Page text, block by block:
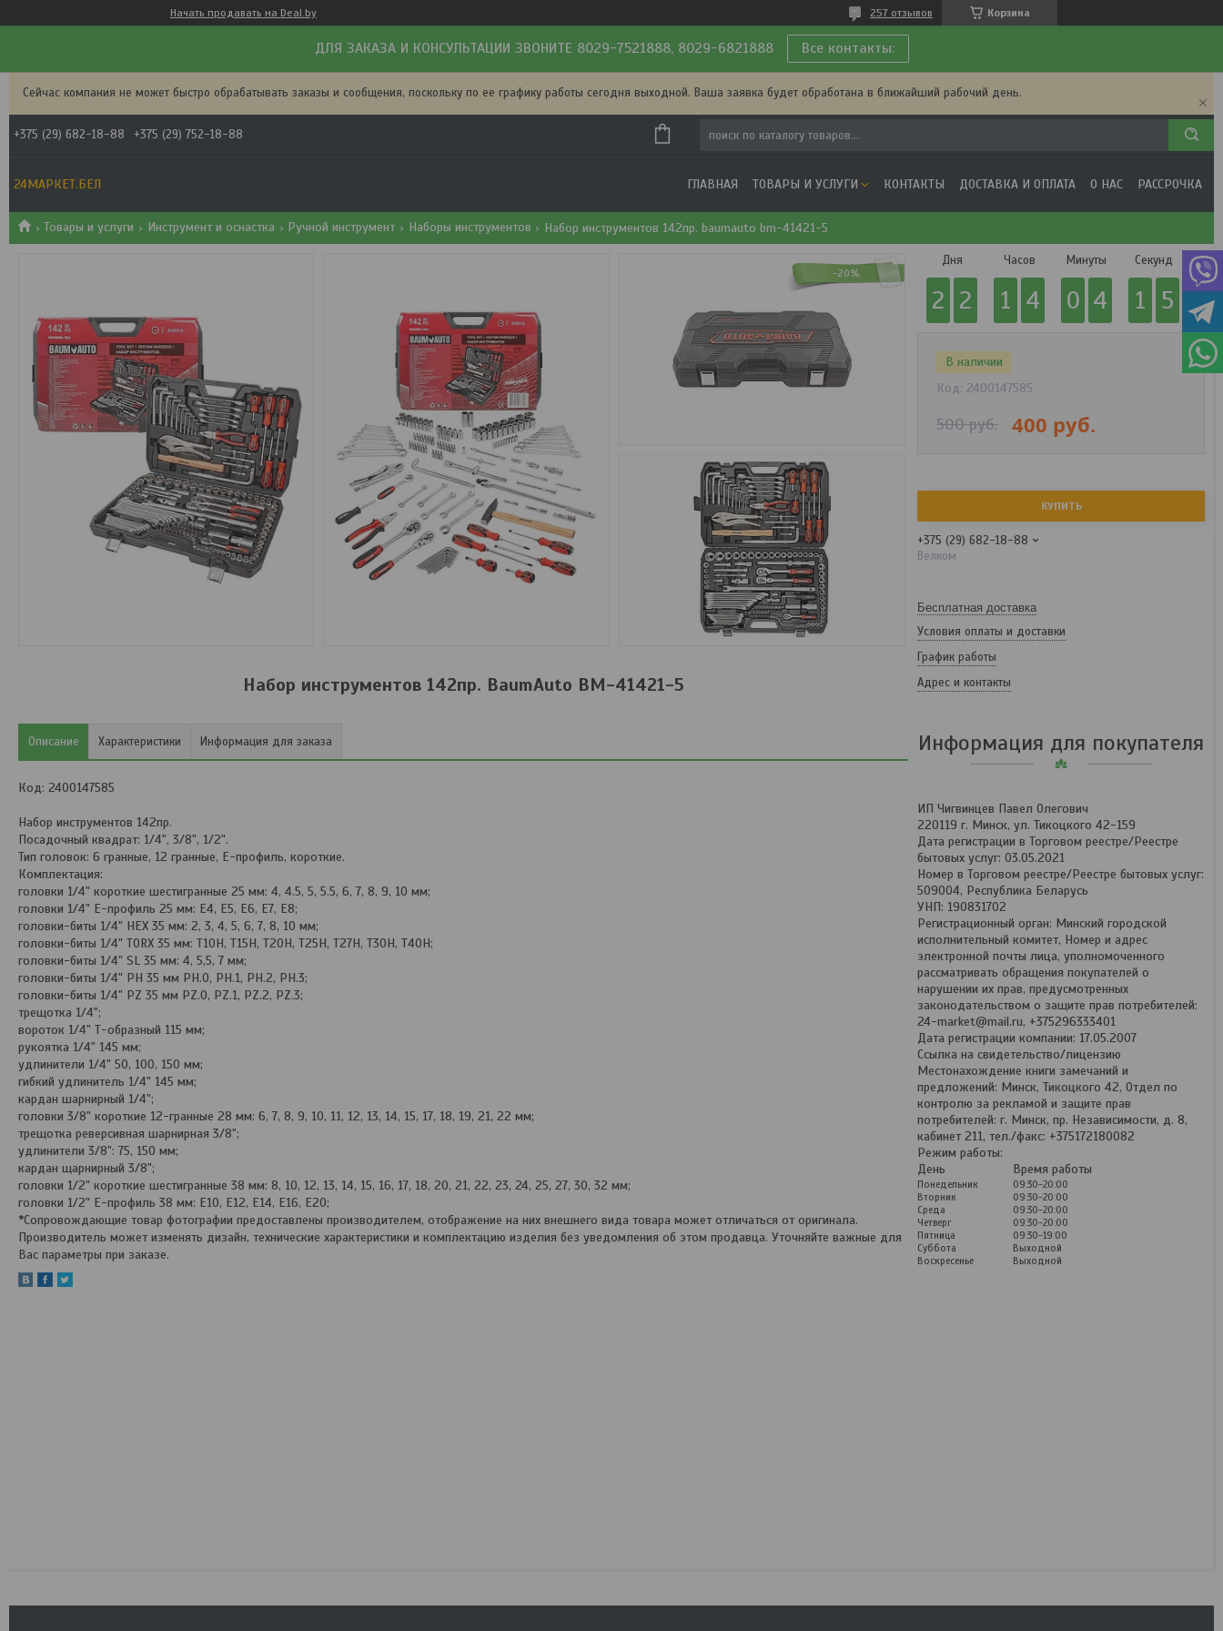
Начать продавать на Deal.by Корзина
257 отзывов
ДЛЯ ЗАКАЗА И КОНСУЛЬТАЦИИ ЗВОНИТЕ 8029-7521888, 8029-6821888 Все контакты:
Сейчас компания не может быстро обрабатывать заказы и сообщения, поскольку по ее графику работы сегодня выходной. Ваша заявка будет обработана в ближайший рабочий день.
+375 (29) 682-18-88 +375 (29) 752-18-88
24МАРКЕТ.БЕЛ ГЛАВНАЯ ТОВАРЫ И УСЛУГИ КОНТАКТЫ ДОСТАВКА И ОПЛАТА О НАС РАССРОЧКА
Товары и услуги Инструмент и оснастка Ручной инструмент Наборы инструментов Набор инструментов 142пр. baumauto bm-41421-5
-20%
Набор инструментов 142пр. BaumAuto BM-41421-5
Описание Характеристики Информация для заказа
Код: 2400147585
Набор инструментов 142пр.
Посадочный квадрат: 1/4", 3/8", 1/2".
Тип головок: 6 гранные, 12 гранные, Е-профиль, короткие.
Комплектация:
головки 1/4" короткие шестигранные 25 мм: 4, 4.5, 5, 5.5, 6, 7, 8, 9, 10 мм;
головки 1/4" Е-профиль 25 мм: Е4, Е5, Е6, Е7, Е8;
головки-биты 1/4" HEX 35 мм: 2, 3, 4, 5, 6, 7, 8, 10 мм;
головки-биты 1/4" TORX 35 мм: T10Н, Т15Н, Т20Н, Т25Н, Т27Н, Т30Н, Т40Н;
головки-биты 1/4" SL 35 мм: 4, 5,5, 7 мм;
головки-биты 1/4" РН 35 мм РН.0, РН.1, РН.2, РН.3;
головки-биты 1/4" PZ 35 мм PZ.0, PZ.1, PZ.2, PZ.3;
трещотка 1/4";
вороток 1/4" Т-образный 115 мм;
рукоятка 1/4" 145 мм;
удлинители 1/4" 50, 100, 150 мм;
гибкий удлинитель 1/4" 145 мм;
кардан шарнирный 1/4";
головки 3/8" короткие 12-гранные 28 мм: 6, 7, 8, 9, 10, 11, 12, 13, 14, 15, 17, 18, 19, 21, 22 мм;
трещотка реверсивная шарнирная 3/8";
удлинители 3/8": 75, 150 мм;
кардан щарнирный 3/8";
головки 1/2" короткие шестигранные 38 мм: 8, 10, 12, 13, 14, 15, 16, 17, 18, 20, 21, 22, 23, 24, 25, 27, 30, 32 мм;
головки 1/2" Е-профиль 38 мм: Е10, Е12, Е14, Е16, Е20;
*Сопровождающие товар фотографии предоставлены производителем, отображение на них внешнего вида товара может отличаться от оригинала.
Производитель может изменять дизайн, технические характеристики и комплектацию изделия без уведомления об этом продавца. Уточняйте важные для
Вас параметры при заказе.
Дня
2 2
Часов
1 4
Минуты
0 4
Секунд
1 5
В наличии
Код: 2400147585
500руб. 400 руб.
КУПИТЬ
+375 (29) 682-18-88
Велком
Бесплатная доставка
Условия оплаты и доставки
График работы
Адрес и контакты
Информация для покупателя
ИП Чигвинцев Павел Олегович
220119 г. Минск, ул. Тикоцкого 42-159
Дата регистрации в Торговом реестре/Реестре
бытовых услуг: 03.05.2021
Номер в Торговом реестре/Реестре бытовых услуг:
509004, Республика Беларусь
УНП: 190831702
Регистрационный орган: Минский городской
исполнительный комитет, Номер и адрес
электронной почты лица, уполномоченного
рассматривать обращения покупателей о
нарушении их прав, предусмотренных
законодательством о защите прав потребителей:
24-market@mail.ru, +375296333401
Дата регистрации компании: 17.05.2007
Ссылка на свидетельство/лицензию
Местонахождение книги замечаний и
предложений: Минск, Тикоцкого 42, Отдел по
контролю за рекламой и защите прав
потребителей: г. Минск, пр. Независимости, д. 8,
кабинет 211, тел./факс: +375172180082
Режим работы:
День
Время работы
Понедельник
09:30-20:00
Вторник
09:30-20:00
Среда
09:30-20:00
Четверг
09:30-20:00
Пятница
09:30-19:00
Суббота
Выходной
Воскресенье
Выходной